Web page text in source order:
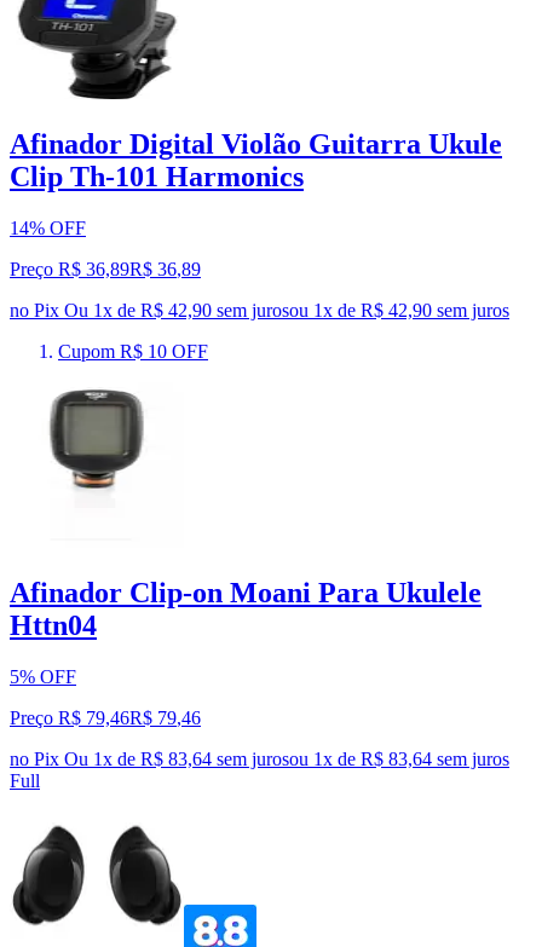
Afinador Digital Violão Guitarra Ukule
Clip Th-101 Harmonics
14% OFF
Preço R$ 36,89R$ 36,89
no Pix Ou 1x de R$ 42,90 sem jurosou 1x de R$ 42,90 sem juros
Cupom R$ 10 OFF
Afinador Clip-on Moani Para Ukulele
Httn04
5% OFF
Preço R$ 79,46R$ 79,46
no Pix Ou 1x de R$ 83,64 sem jurosou 1x de R$ 83,64 sem juros
Full